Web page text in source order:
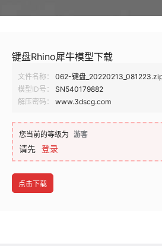
键盘Rhino犀牛模型下载
文件名称： 062-键盘
模型ID号：
SN540179882
解压密码：
www.3dscg.com
您当前的等级为 游客
请先 登录
点击下载